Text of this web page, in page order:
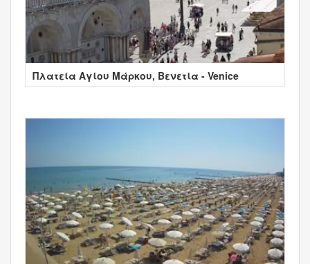
Πλατεία Αγίου Μάρκου, Βενετία - Venice